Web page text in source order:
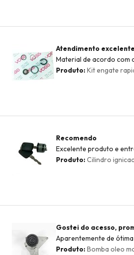
Atendimento
Material de acordo com
Produto:Kit engate
Recomendo
Excelente produto e
Produto:Cilindro
Gostei do acesso,
Aparentemente de
Produto:Bomba oleo